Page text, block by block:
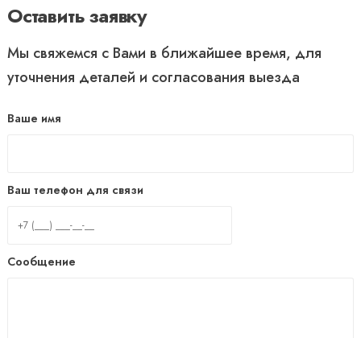
Оставить заявку
Мы свяжемся с Вами в ближайшее время, для
уточнения деталей и согласования выезда
Ваше имя
Ваш телефон для связи
Сообщение